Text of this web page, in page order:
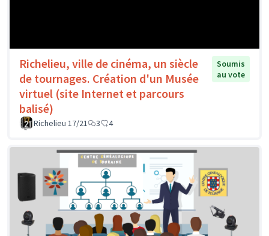
Richelieu, ville de cinéma, un siècle
de tournages. Création d'un Musée
virtuel (site Internet et parcours
balisé)
Soumis
au vote
Richelieu 17/21 3 4